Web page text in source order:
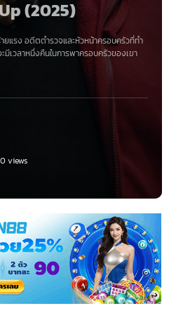
(2025)
แรง อดีตตำรวจและหัวหน้าครอบครัวที่ทำ
เวลาหนึ่งคืนในการพาครอบครัวของเขา
views